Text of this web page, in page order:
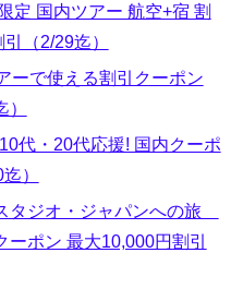
▼
定 国内ツアー 航空+宿 割
（2/29迄）
ーで使える割引クーポン
代・20代応援! 国内クーポ
）
タジオ・ジャパンへの旅
ポン 最大10,000円割引